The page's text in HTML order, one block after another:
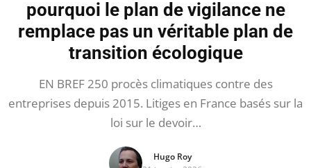
pourquoi le plan de vigilance ne
remplace pas un véritable plan de
transition écologique
EN BREF 250 procès climatiques contre des
entreprises depuis 2015. Litiges en France basés sur la
loi sur le devoir…
Hugo Roy